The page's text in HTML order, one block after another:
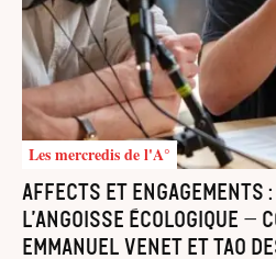
Les mercredis de l'A°
Affects et engagements
l’angoisse écologique –
Emmanuel Venet et Tao